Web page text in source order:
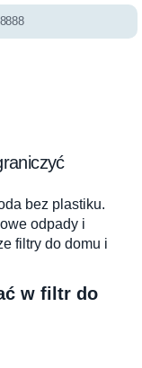
PEL75 RO
bez plastiku.
odpady i
filtry do domu i
w filtr do